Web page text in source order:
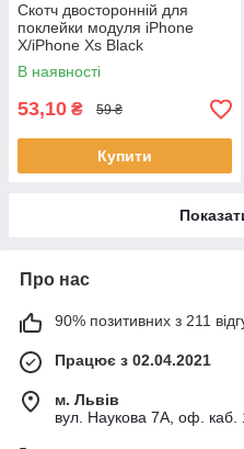
Скотч двосторонній для
поклейки модуля iPhone
X/iPhone Xs Black
В наявності
53,10 ₴ 59 ₴
Купити
Про нас
90% позитивних з 211
Працює з 02.04.2021
м. Львів
вул. Наукова 7А, оф. каб.